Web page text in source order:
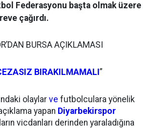
Federasyonu başta olmak üzere
çağırdı.
BURSA AÇIKLAMASI
BIRAKILMAMALI ”
olaylarve futbolculara yönelik
yapan Diyarbekirspor
vicdanları derinden yaraladığına